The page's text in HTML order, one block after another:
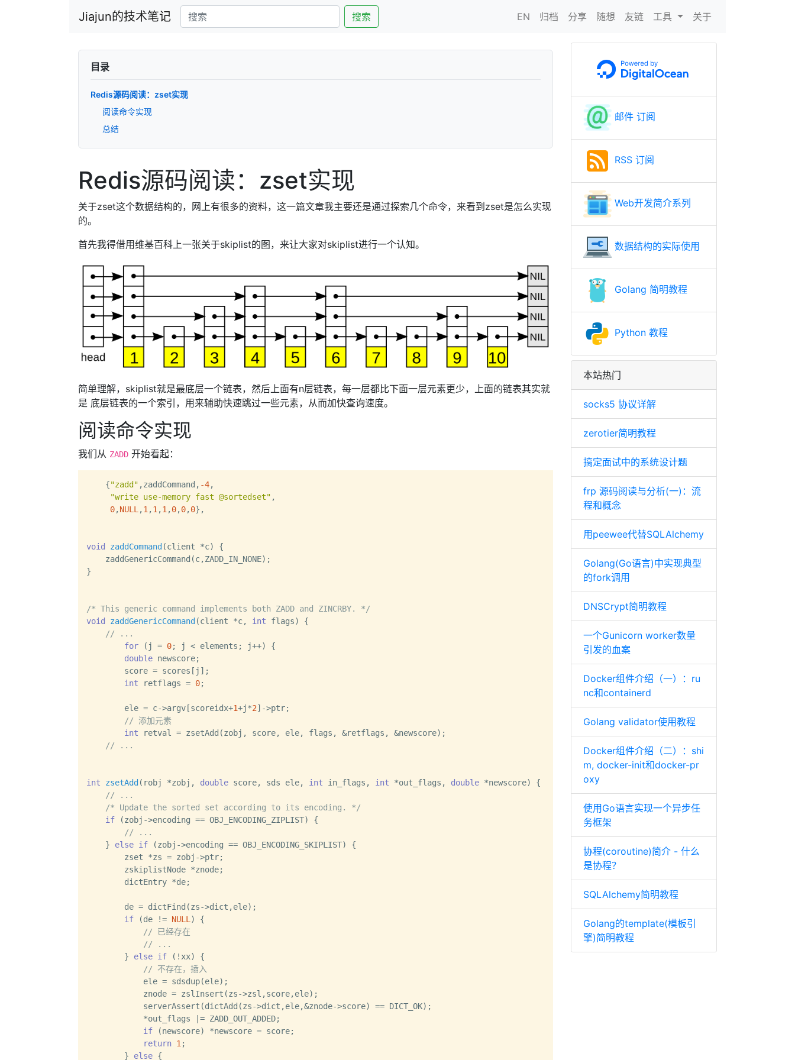
Jiajun的技术笔记 搜索 EN 归档 分享 随想 友链 工具 关于
目录
Redis源码阅读：zset实现
阅读命令实现
总结
Redis源码阅读：zset实现
关于zset这个数据结构的，网上有很多的资料，这一篇文章我主要还是通过探索几个命令，来看到zset是怎么实现
的。
首先我得借用维基百科上一张关于skiplist的图，来让大家对skiplist进行一个认知。
简单理解，skiplist就是最底层一个链表，然后上面有n层链表，每一层都比下面一层元素更少，上面的链表其实就
是 底层链表的一个索引，用来辅助快速跳过一些元素，从而加快查询速度。
阅读命令实现
我们从 ZADD 开始看起：
    {
"zadd" ,zaddCommand, -4,
"write use-memory fast @sortedset" ,
0,NULL ,1 ,1 ,1 ,0,0,0},
void zaddCommand (client *c)
{
    zaddGenericCommand(c,ZADD_IN_NONE);
}
/* This generic command implements both ZADD and ZINCRBY. */
void
zaddGenericCommand (client *c, int flags)
{
// ...
for (j = 0; j < elements; j++) {
double newscore;
        score = scores[j];
int retflags = 0;
        ele = c->argv[scoreidx+
1+j*2]->ptr;
// 添加元素
int retval = zsetAdd(zobj, score, ele, flags, &retflags, &newscore);
// ...
int zsetAdd (robj *zobj, double score, sds ele, int in_flags, int *out_flags, double *newscore)
{
// ...
/* Update the sorted set according to its encoding. */
if (zobj->encoding == OBJ_ENCODING_ZIPLIST) {
// ...
    }
else if (zobj->encoding == OBJ_ENCODING_SKIPLIST) {
        zset *zs = zobj->ptr;
        zskiplistNode *znode;
        dictEntry *de;
        de = dictFind(zs->dict,ele);
if (de != NULL ) {
// 已经存在
// ...
        }
else if (!xx) {
// 不存在，插入
            ele = sdsdup(ele);
            znode = zslInsert(zs->zsl,score,ele);
            serverAssert(dictAdd(zs->dict,ele,&znode->score) == DICT_OK);
            *out_flags |= ZADD_OUT_ADDED;
if (newscore) *newscore = score;
return 1 ;
        }
else {
邮件 订阅
RSS 订阅
Web开发简介系列
数据结构的实际使用
Golang 简明教程
Python 教程
本站热门
socks5 协议详解
zerotier简明教程
搞定面试中的系统设计题
frp 源码阅读与分析(一)：流
程和概念
用peewee代替SQLAlchemy
Golang(Go语言)中实现典型
的fork调用
DNSCrypt简明教程
一个Gunicorn worker数量
引发的血案
Docker组件介绍（一）：ru
nc和containerd
Golang validator使用教程
Docker组件介绍（二）：shi
m, docker-init和docker-pr
oxy
使用Go语言实现一个异步任
务框架
协程(coroutine)简介 - 什么
是协程？
SQLAlchemy简明教程
Golang的template(模板引
擎)简明教程